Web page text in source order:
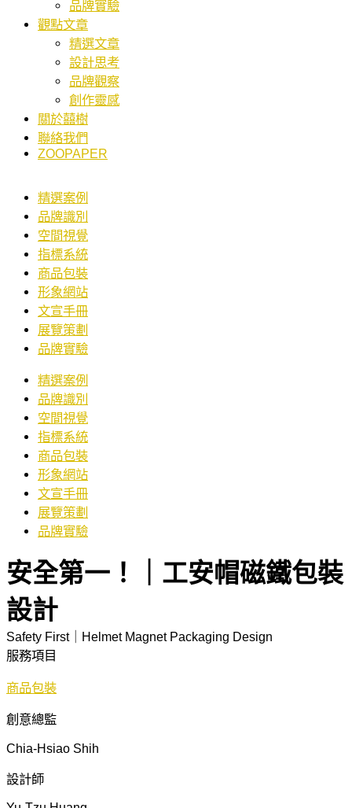
品牌實驗
觀點文章
精選文章
設計思考
品牌觀察
創作靈感
關於囍樹
聯絡我們
ZOOPAPER
精選案例
品牌識別
空間視覺
指標系統
商品包裝
形象網站
文宣手冊
展覽策劃
品牌實驗
精選案例
品牌識別
空間視覺
指標系統
商品包裝
形象網站
文宣手冊
展覽策劃
品牌實驗
安全第一！｜工安帽磁鐵包裝
設計
Safety First｜Helmet Magnet Packaging Design
服務項目
商品包裝
創意總監
Chia-Hsiao Shih
設計師